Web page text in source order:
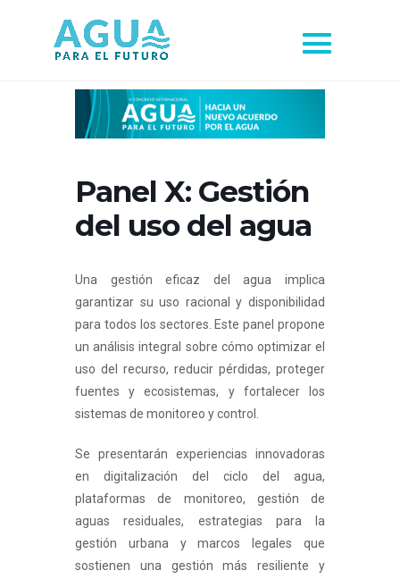
Panel X: Gestión
del uso del agua
Una gestión eficaz del agua implica
garantizar su uso racional y disponibilidad
para todos los sectores. Este panel propone
un análisis integral sobre cómo optimizar el
uso del recurso, reducir pérdidas, proteger
fuentes y ecosistemas, y fortalecer los
sistemas de monitoreo y control.
Se presentarán experiencias innovadoras
en digitalización del ciclo del agua,
plataformas de monitoreo, gestión de
aguas residuales, estrategias para la
gestión urbana y marcos legales que
sostienen una gestión más resiliente y